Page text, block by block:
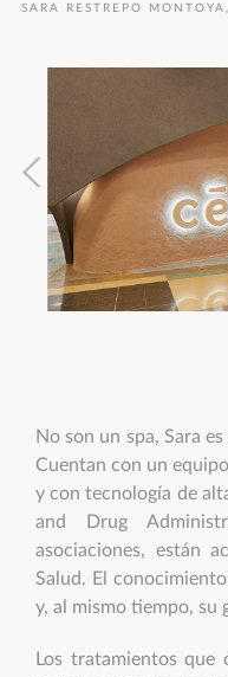
SARA RESTREPO
No son un spa, Sara
Cuentan con un
y con tecnología de
and Drug
asociaciones, están
Salud. El
y, al mismo tiempo, su
Los tratamientos que